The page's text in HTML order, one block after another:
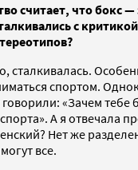
считает, что бокс
с
сталкивалась.
спортом.
«Зачем тебе
А я отвечала
Нет же
все.